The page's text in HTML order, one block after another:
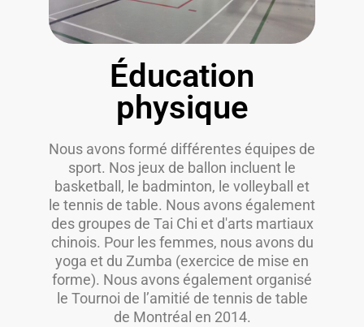
Éducation
physique
Nous avons formé différentes équipes de
sport. Nos jeux de ballon incluent le
basketball, le badminton, le volleyball et
le tennis de table. Nous avons également
des groupes de Tai Chi et d'arts martiaux
chinois. Pour les femmes, nous avons du
yoga et du Zumba (exercice de mise en
forme). Nous avons également organisé
le Tournoi de l’amitié de tennis de table
de Montréal en 2014.